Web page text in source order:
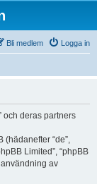
Logga in
Bli medlem
och deras partners
(hädanefter “de”,
Limited”, “phpBB
av